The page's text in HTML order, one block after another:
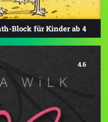
Block für Kinder ab 4
4.6